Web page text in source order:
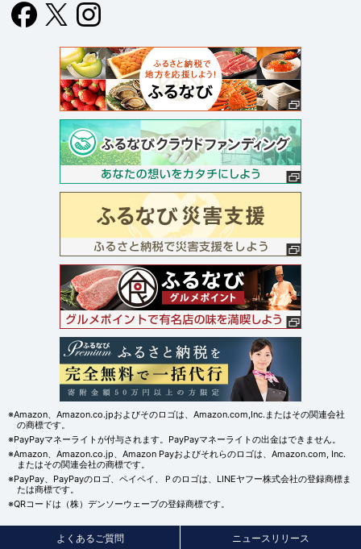
※Amazon、Amazon.co.jpおよびそのロゴは、Amazon.com,Inc.またはその関連会社
の商標です。
※PayPayマネーライトが付与されます。PayPayマネーライトの出金はできません。
※Amazon、Amazon.co.jp、Amazon Payおよびそれらのロゴは、Amazon.com, Inc.
またはその関連会社の商標です。
※PayPay、PayPayのロゴ、ペイペイ、Ｐのロゴは、LINEヤフー株式会社の登録商標ま
たは商標です。
※QRコードは（株）デンソーウェーブの登録商標です。
よくあるご質問 ニュースリリース